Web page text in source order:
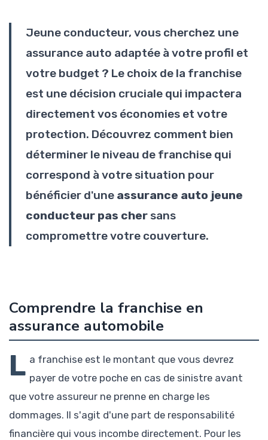
Jeune conducteur, vous cherchez une
assurance auto adaptée à votre profil et
votre budget ? Le choix de la franchise
est une décision cruciale qui impactera
directement vos économies et votre
protection. Découvrez comment bien
déterminer le niveau de franchise qui
correspond à votre situation pour
bénéficier d'une assurance auto jeune
conducteur pas cher sans
compromettre votre couverture.
Comprendre la franchise en
assurance automobile
L a franchise est le montant que vous devrez
payer de votre poche en cas de sinistre avant
que votre assureur ne prenne en charge les
dommages. Il s'agit d'une part de responsabilité
financière qui vous incombe directement. Pour les